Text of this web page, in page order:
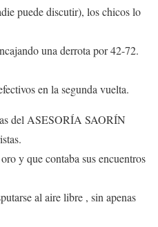
puede discutir), los chicos lo
una derrota por 42-72.
en la segunda vuelta.
del ASESORÍA SAORÍN
y que contaba sus encuentros
al aire libre , sin apenas